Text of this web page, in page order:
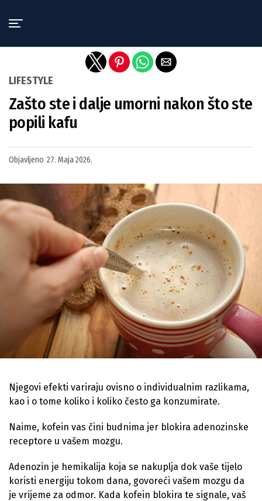
LIFESTYLE
Zašto ste i dalje umorni nakon što ste
popili kafu
Objavljeno 27. Maja 2026.
Njegovi efekti variraju ovisno o individualnim razlikama,
kao i o tome koliko i koliko često ga konzumirate.
Naime, kofein vas čini budnima jer blokira adenozinske
receptore u vašem mozgu.
Adenozin je hemikalija koja se nakuplja dok vaše tijelo
koristi energiju tokom dana, govoreći vašem mozgu da
je vrijeme za odmor. Kada kofein blokira te signale, vaš